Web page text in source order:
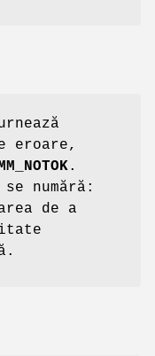
eroare,
.
numără:
de a